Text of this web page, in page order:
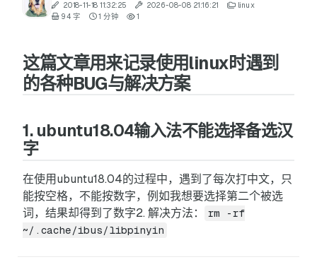
2018-11-18 11:32:25 2026-08-08 21:16:21
linux
94 字
1 分钟 1
这篇文章用来记录使用linux时遇到
的各种BUG与解决方案
1. ubuntu18.04输入法不能选择备选汉
字
在使用ubuntu18.04的过程中，遇到了每次打中文，只
能按空格，不能按数字，例如我想要选择第二个被选
词，结果却得到了数字2. 解决方法：
rm -rf
~/.cache/ibus/libpinyin